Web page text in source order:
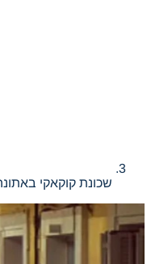
שכונת קוקאקי